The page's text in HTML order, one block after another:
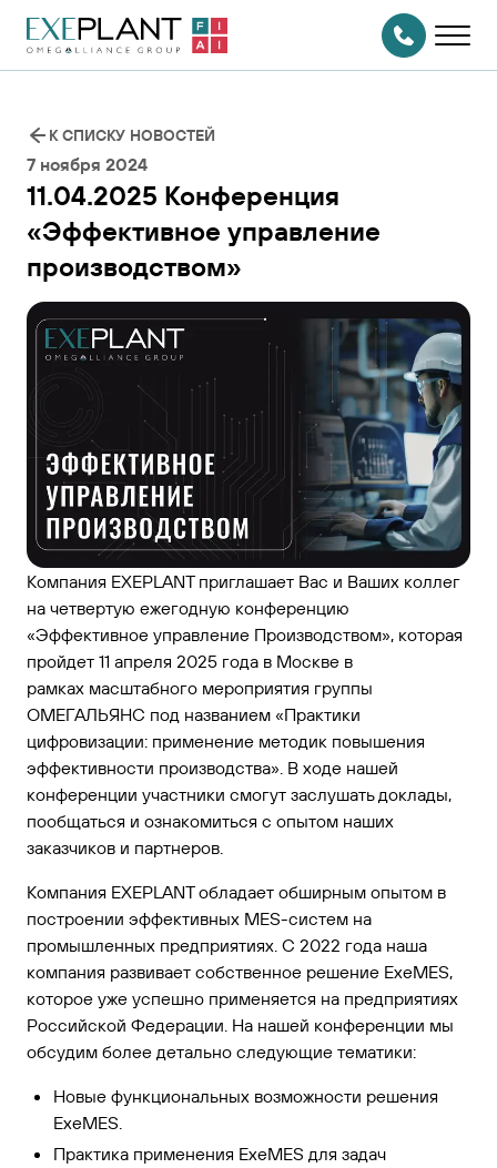
На главную
страницу
СВЯЗАТЬСЯ
С НАМИ
7 ноября 2024
11.04.2025 Конференция
«Эффективное управление
производством»
Компания EXEPLANT приглашает Вас и Ваших коллег
на четвертую ежегодную конференцию
«Эффективное управление Производством», которая
пройдет 11 апреля 2025 года в Москве в
рамках масштабного мероприятия группы
ОМЕГАЛЬЯНС под названием «Практики
цифровизации: применение методик повышения
эффективности производства». В ходе нашей
конференции участники смогут заслушать доклады,
пообщаться и ознакомиться с опытом наших
заказчиков и партнеров.
Компания EXEPLANT обладает обширным опытом в
построении эффективных MES-систем на
промышленных предприятиях. С 2022 года наша
компания развивает собственное решение ExeMES,
которое уже успешно применяется на предприятиях
Российской Федерации. На нашей конференции мы
обсудим более детально следующие тематики:
Новые функциональных возможности решения
ExeMES.
Практика применения ExeMES для задач
К СПИСКУ НОВОСТЕЙ